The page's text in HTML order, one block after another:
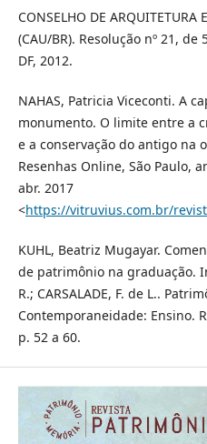
CONSELHO DE ARQUITETURA
(CAU/BR). Resolução nº 21,
DF, 2012.
NAHAS, Patricia Viceconti. A
monumento. O limite entre a
e a conservação do antigo na
Resenhas Online, São Paulo,
abr. 2017
<https://vitruvius.com.br/
KUHL, Beatriz Mugayar.
de patrimônio na graduação.
R.; CARSALADE, F. de L..
Contemporaneidade: Ensino.
p. 52 a 60.